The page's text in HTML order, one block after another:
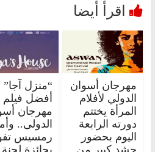
مهرجان أسوان
الدولي لأفلام
المرأة يختتم
دورته الرابعة
اليوم بحضور
“منزل آجا”
أفضل
مهرجان
الدولى..
رمسيس